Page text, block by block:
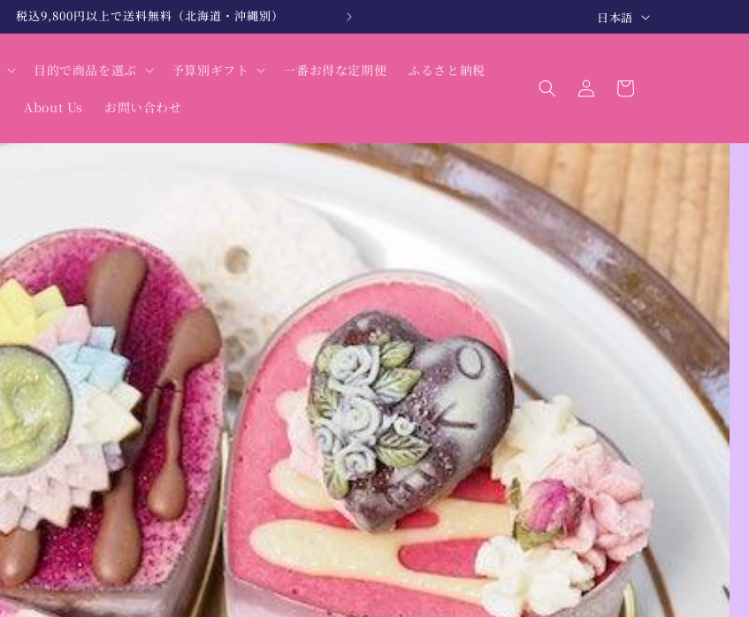
北海道・沖縄は税込12,000円以上で送料無料 3〜5日で商品発送（最短 翌日発送）言
語
日本語
目的で商品を選ぶ 予算別ギフト 一番お得な定期便 ふるさと納税
About Us お問い合わせ
グ
イ
ー